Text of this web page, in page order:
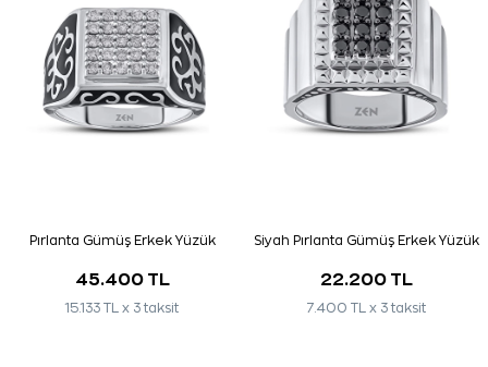
Pırlanta Gümüş Erkek Yüzük
45.400 TL
15.133 TL x 3 taksit
Siyah Pırlanta Gümüş Erkek Yüzük
22.200 TL
7.400 TL x 3 taksit